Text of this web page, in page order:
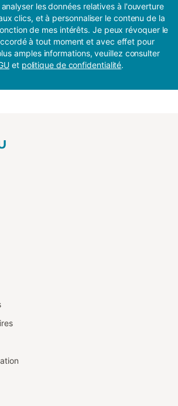
les données relatives à l'ouverture
clics, et à personnaliser le contenu de la
de mes intérêts. Je peux révoquer le
à tout moment et avec effet pour
amples informations, veuillez consulter
et politique de confidentialité.